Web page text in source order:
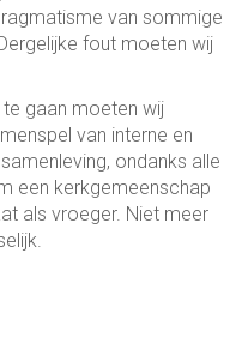
van sommige
fout moeten wij
gaan moeten wij
van interne en
ondanks alle
een kerkgemeenschap
als vroeger. Niet meer